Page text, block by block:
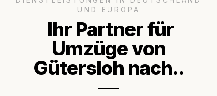
UND EUROPA
Ihr Partner für
Umzüge von
Gütersloh nach..